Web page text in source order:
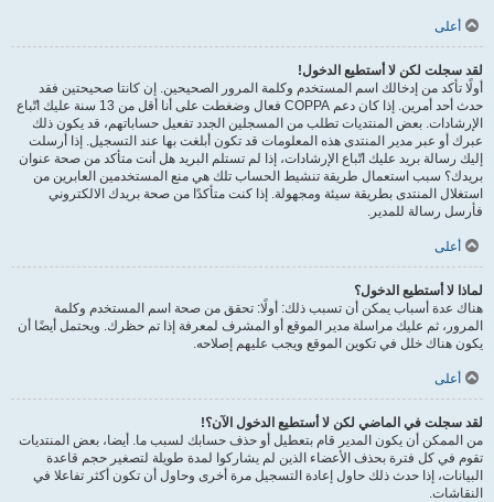
أعلى
لقد سجلت لكن لا أستطيع الدخول!
أولًا تأكد من إدخالك اسم المستخدم وكلمة المرور الصحيحين. إن كانتا صحيحتين فقد
حدث أحد أمرين. إذا كان دعم COPPA فعال وضغطت على أنا أقل من 13 سنة عليك اتّباع
الإرشادات. بعض المنتديات تطلب من المسجلين الجدد تفعيل حساباتهم، قد يكون ذلك
عبرك أو عبر مدير المنتدى هذه المعلومات قد تكون أبلغت بها عند التسجيل. إذا أرسلت
إليك رسالة بريد عليك اتّباع الإرشادات، إذا لم تستلم البريد هل أنت متأكد من صحة عنوان
بريدك؟ سبب استعمال طريقة تنشيط الحساب تلك هي منع المستخدمين العابرين من
استغلال المنتدى بطريقة سيئة ومجهولة. إذا كنت متأكدًا من صحة بريدك الالكتروني
فأرسل رسالة للمدير.
أعلى
لماذا لا أستطيع الدخول؟
هناك عدة أسباب يمكن أن تسبب ذلك: أولًا: تحقق من صحة اسم المستخدم وكلمة
المرور، ثم عليك مراسلة مدير الموقع أو المشرف لمعرفة إذا تم حظرك. ويحتمل أيضًا أن
يكون هناك خلل في تكوين الموقع ويجب عليهم إصلاحه.
أعلى
لقد سجلت في الماضي لكن لا أستطيع الدخول الآن؟!
من الممكن أن يكون المدير قام بتعطيل أو حذف حسابك لسبب ما. أيضا، بعض المنتديات
تقوم في كل فترة بحذف الأعضاء الذين لم يشاركوا لمدة طويلة لتصغير حجم قاعدة
البيانات، إذا حدث ذلك حاول إعادة التسجيل مرة أخرى وحاول أن تكون أكثر تفاعلا في
النقاشات.